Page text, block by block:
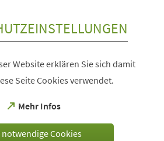
Website erklären Sie sich damit
Seite Cookies verwendet.
Mehr Infos
(Öffnet
einem
notwendige Cookies